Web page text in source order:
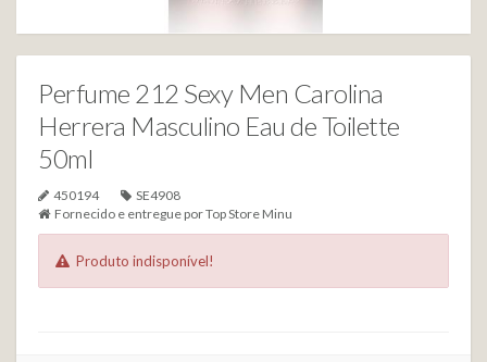
Perfume 212 Sexy Men Carolina
Herrera Masculino Eau de Toilette
50ml
450194
SE4908
Fornecido e entregue porTop Store Minu
Produto indisponível!